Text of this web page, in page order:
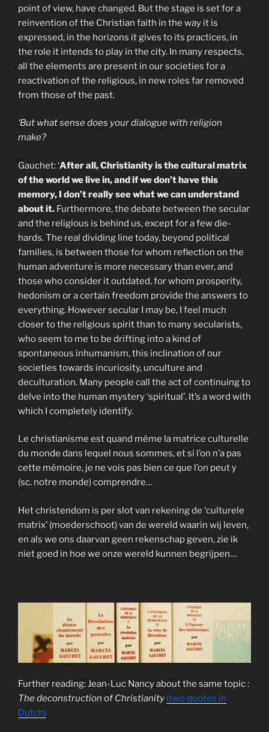
point of view, have changed. But the stage is set for a
reinvention of the Christian faith in the way it is
expressed, in the horizons it gives to its practices, in
the role it intends to play in the city. In many respects,
all the elements are present in our societies for a
reactivation of the religious, in new roles far removed
from those of the past.
‘But what sense does your dialogue with religion
make?
Gauchet: ‘After all, Christianity is the cultural matrix
of the world we live in, and if we don’t have this
memory, I don’t really see what we can understand
about it. Furthermore, the debate between the secular
and the religious is behind us, except for a few die-
hards. The real dividing line today, beyond political
families, is between those for whom reflection on the
human adventure is more necessary than ever, and
those who consider it outdated, for whom prosperity,
hedonism or a certain freedom provide the answers to
everything. However secular I may be, I feel much
closer to the religious spirit than to many secularists,
who seem to me to be drifting into a kind of
spontaneous inhumanism, this inclination of our
societies towards incuriosity, unculture and
deculturation. Many people call the act of continuing to
delve into the human mystery ‘spiritual’. It’s a word with
which I completely identify.
Le christianisme est quand même la matrice culturelle
du monde dans lequel nous sommes, et si l’on n’a pas
cette mémoire, je ne vois pas bien ce que l’on peut y
(sc. notre monde) comprendre…
Het christendom is per slot van rekening de ‘culturele
matrix’ (moederschoot) van de wereld waarin wij leven,
en als we ons daarvan geen rekenschap geven, zie ik
niet goed in hoe we onze wereld kunnen begrijpen…
Further reading: Jean-Luc Nancy about the same topic :
The deconstruction of Christianity (two quotes in
Dutch)